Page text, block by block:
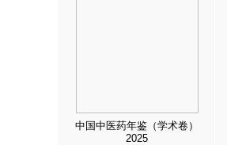
中国中医药年鉴（学术卷）
2025